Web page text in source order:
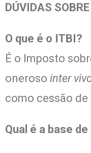
DÚVIDAS
O que é o ITBI?
É o Imposto
oneroso inter
como cessão
Qual é a base